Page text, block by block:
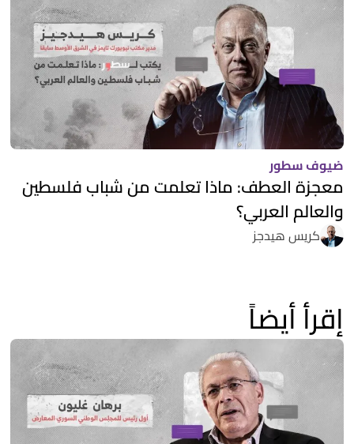
ضيوف سطور
معجزة العطف: ماذا تعلمت من شباب فلسطين
والعالم العربي؟
كريس هيدجز
إقرأ أيضاً